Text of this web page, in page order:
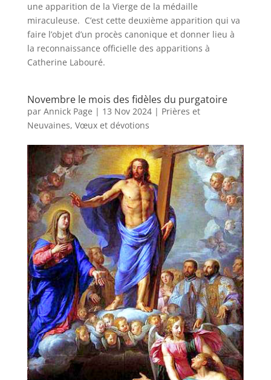
une apparition de la Vierge de la médaille
miraculeuse. C’est cette deuxième apparition qui va
faire l’objet d’un procès canonique et donner lieu à
la reconnaissance officielle des apparitions à
Catherine Labouré.
Novembre le mois des fidèles du purgatoire
par Annick Page | 13 Nov 2024| Prières et
Neuvaines, Vœux et dévotions